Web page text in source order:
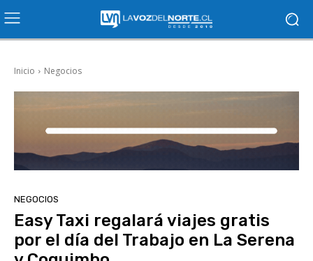
Inicio Negocios
NEGOCIOS
Easy Taxi regalará viajes gratis
por el día del Trabajo en La Serena